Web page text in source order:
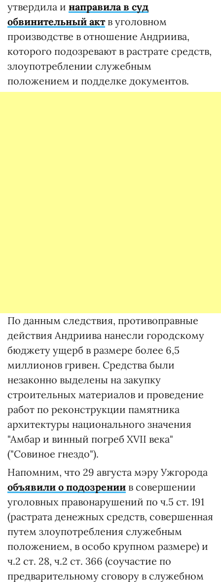
утвердила и направила в суд
обвинительный актв уголовном
производстве в отношение Андриива,
которого подозревают в растрате средств,
злоупотреблении служебным
положением и подделке документов.
По данным следствия, противоправные
действия Андриива нанесли городскому
бюджету ущерб в размере более 6,5
миллионов гривен. Средства были
незаконно выделены на закупку
строительных материалов и проведение
работ по реконструкции памятника
архитектуры национального значения
"Амбар и винный погреб XVII века"
("Совиное гнездо").
Напомним, что 29 августа мэру Ужгорода
объявили о подозрении в совершении
уголовных правонарушений по ч.5 ст. 191
(растрата денежных средств, совершенная
путем злоупотребления служебным
положением, в особо крупном размере) и
ч.2 ст. 28, ч.2 ст. 366 (соучастие по
предварительному сговору в служебном